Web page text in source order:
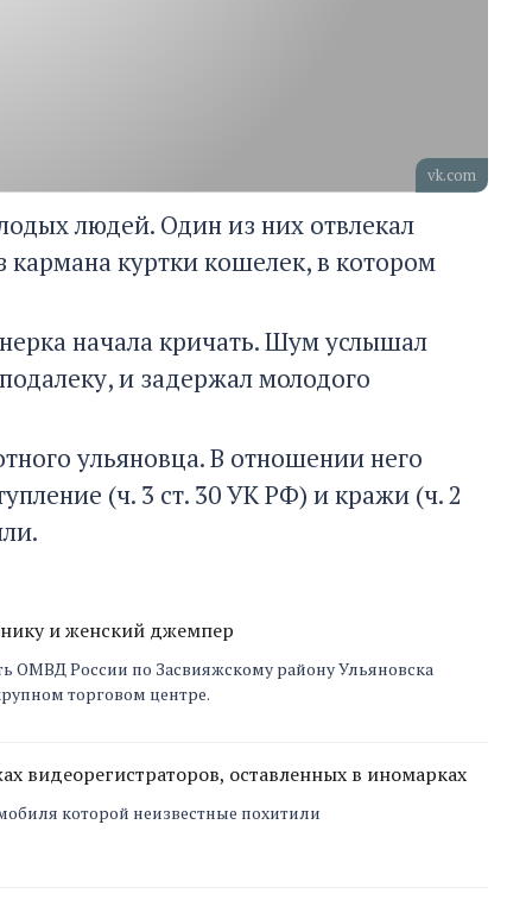
vk.com
людей. Один из них отвлекал
куртки кошелек, в котором
начала кричать. Шум услышал
и задержал молодого
ульяновца. В отношении него
(ч. 3 ст. 30 УК РФ) и кражи (ч. 2
и женский джемпер
ОМВД России по Засвияжскому району Ульяновска
торговом центре.
видеорегистраторов, оставленных в иномарках
которой неизвестные похитили